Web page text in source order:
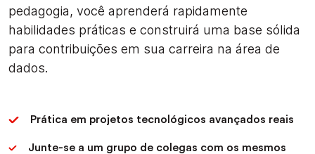
pedagogia, você aprenderá rapidamente
habilidades práticas e construirá uma base sólida
para contribuições em sua carreira na área de
dados.
Prática em projetos tecnológicos avançados reais
Junte-se a um grupo de colegas com os mesmos